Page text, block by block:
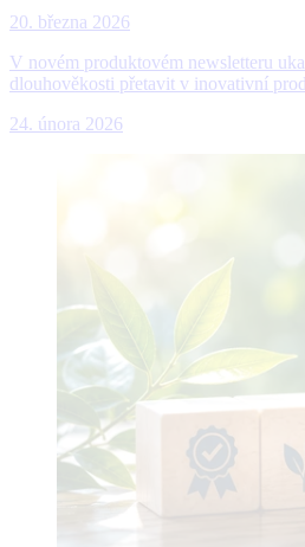
20. března 2026
V novém produktovém newsletteru
dlouhověkosti přetavit v inovativní
24. února 2026